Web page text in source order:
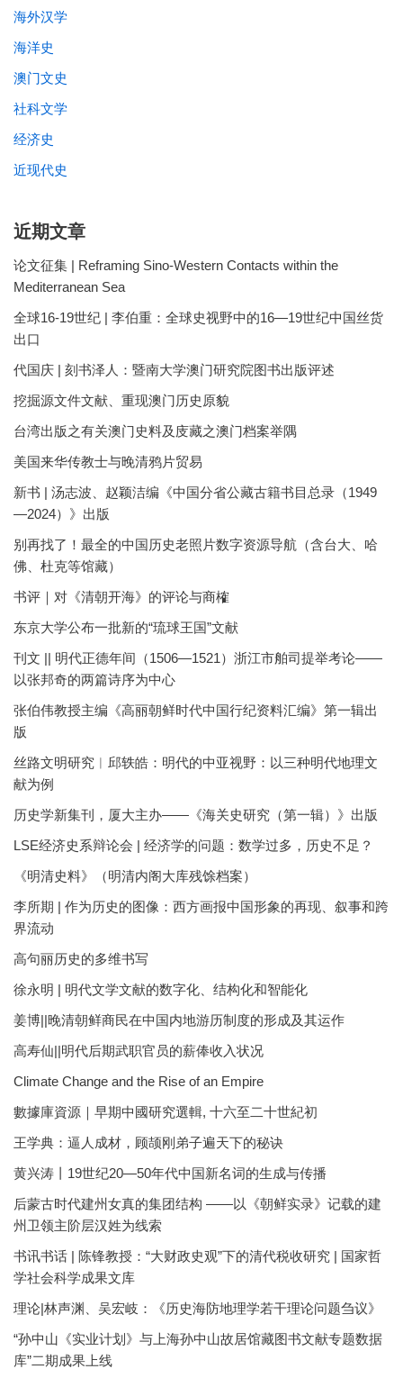
海外汉学
海洋史
澳门文史
社科文学
经济史
近现代史
近期文章
论文征集 | Reframing Sino-Western Contacts within the
Mediterranean Sea
全球16-19世纪 | 李伯重：全球史视野中的16—19世纪中国丝货
出口
代国庆 | 刻书泽人：暨南大学澳门研究院图书出版评述
挖掘源文件文献、重现澳门历史原貌
台湾出版之有关澳门史料及庋藏之澳门档案举隅
美国来华传教士与晚清鸦片贸易
新书 | 汤志波、赵颖洁编《中国分省公藏古籍书目总录（1949
—2024）》出版
别再找了！最全的中国历史老照片数字资源导航（含台大、哈
佛、杜克等馆藏）
书评｜对《清朝开海》的评论与商榷
东京大学公布一批新的“琉球王国”文献
刊文 || 明代正德年间（1506—1521）浙江市舶司提举考论——
以张邦奇的两篇诗序为中心
张伯伟教授主编《高丽朝鲜时代中国行纪资料汇编》第一辑出
版
丝路文明研究︱邱轶皓：明代的中亚视野：以三种明代地理文
献为例
历史学新集刊，厦大主办——《海关史研究（第一辑）》出版
LSE经济史系辩论会 | 经济学的问题：数学过多，历史不足？
《明清史料》（明清内阁大库残馀档案）
李所期 | 作为历史的图像：西方画报中国形象的再现、叙事和跨
界流动
高句丽历史的多维书写
徐永明 | 明代文学文献的数字化、结构化和智能化
姜博||晚清朝鲜商民在中国内地游历制度的形成及其运作
高寿仙||明代后期武职官员的薪俸收入状况
Climate Change and the Rise of an Empire
數據庫資源｜早期中國研究選輯, 十六至二十世紀初
王学典：逼人成材，顾颉刚弟子遍天下的秘诀
黄兴涛丨19世纪20—50年代中国新名词的生成与传播
后蒙古时代建州女真的集团结构 ——以《朝鲜实录》记载的建
州卫领主阶层汉姓为线索
书讯书话 | 陈锋教授：“大财政史观”下的清代税收研究 | 国家哲
学社会科学成果文库
理论|林声渊、吴宏岐：《历史海防地理学若干理论问题刍议》
“孙中山《实业计划》与上海孙中山故居馆藏图书文献专题数据
库”二期成果上线